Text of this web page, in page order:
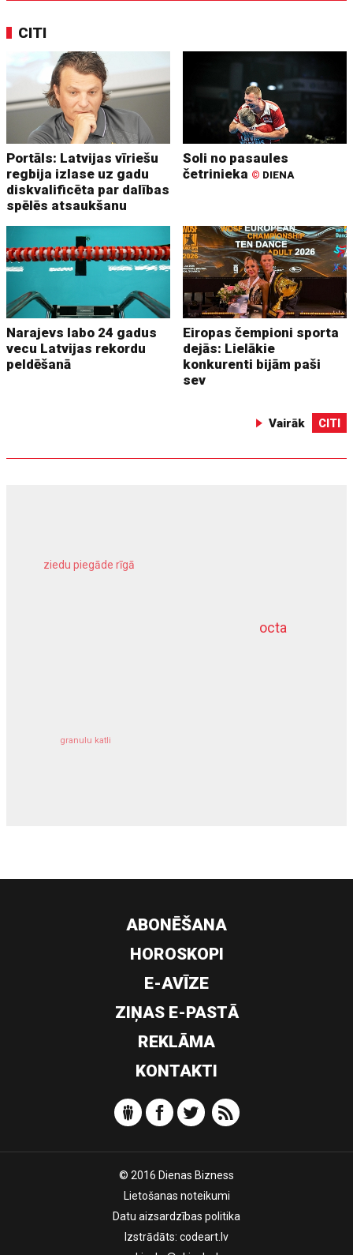
CITI
Portāls: Latvijas vīriešu
regbija izlase uz gadu
diskvalificēta par dalības
spēlēs atsaukšanu
Soli no pasaules
četrinieka © DIENA
Narajevs labo 24 gadus
vecu Latvijas rekordu
peldēšanā
Eiropas čempioni sporta
dejās: Lielākie
konkurenti bijām paši
sev
Vairāk CITI
octa
ziedu piegāde rīgā
granulu katli
dziļurbums
ABONĒŠANA
HOROSKOPI
E-AVĪZE
ZIŅAS E-PASTĀ
REKLĀMA
KONTAKTI
© 2016 Dienas Bizness
Lietošanas noteikumi
Datu aizsardzības politika
Izstrādāts: codeart.lv